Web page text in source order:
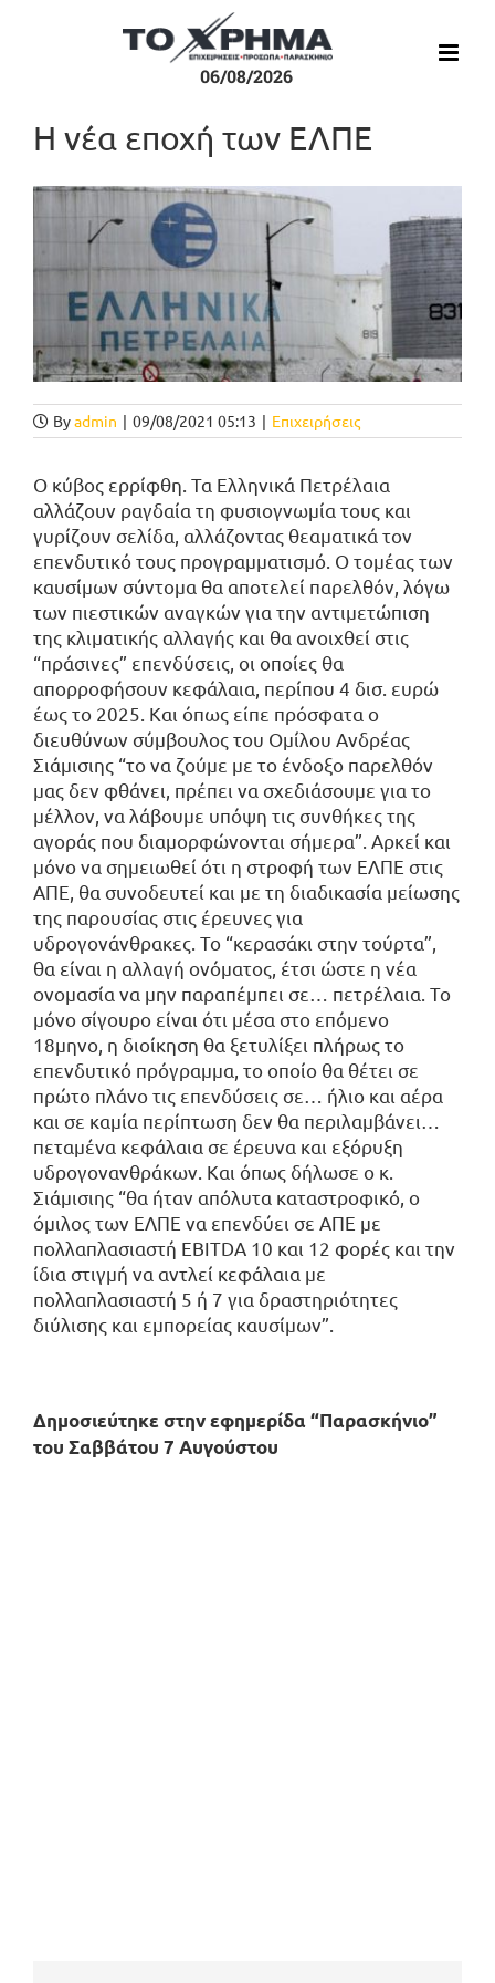
06/08/2026
Η νέα εποχή των ΕΛΠΕ
Προβολή
μεγαλύτερης
εικόνας
Byadmin | 09/08/2021 05:13 | Επιχειρήσεις
Ο κύβος ερρίφθη. Τα Ελληνικά Πετρέλαια
αλλάζουν ραγδαία τη φυσιογνωμία τους και
γυρίζουν σελίδα, αλλάζοντας θεαματικά τον
επενδυτικό τους προγραμματισμό. Ο τομέας των
καυσίμων σύντομα θα αποτελεί παρελθόν, λόγω
των πιεστικών αναγκών για την αντιμετώπιση
της κλιματικής αλλαγής και θα ανοιχθεί στις
“πράσινες” επενδύσεις, οι οποίες θα
απορροφήσουν κεφάλαια, περίπου 4 δισ. ευρώ
έως το 2025. Και όπως είπε πρόσφατα ο
διευθύνων σύμβουλος του Ομίλου Ανδρέας
Σιάμισιης “το να ζούμε με το ένδοξο παρελθόν
μας δεν φθάνει, πρέπει να σχεδιάσουμε για το
μέλλον, να λάβουμε υπόψη τις συνθήκες της
αγοράς που διαμορφώνονται σήμερα”. Αρκεί και
μόνο να σημειωθεί ότι η στροφή των ΕΛΠΕ στις
ΑΠΕ, θα συνοδευτεί και με τη διαδικασία μείωσης
της παρουσίας στις έρευνες για
υδρογονάνθρακες. Το “κερασάκι στην τούρτα”,
θα είναι η αλλαγή ονόματος, έτσι ώστε η νέα
ονομασία να μην παραπέμπει σε… πετρέλαια. To
μόνο σίγουρο είναι ότι μέσα στο επόμενο
18μηνο, η διοίκηση θα ξετυλίξει πλήρως το
επενδυτικό πρόγραμμα, το οποίο θα θέτει σε
πρώτο πλάνο τις επενδύσεις σε… ήλιο και αέρα
και σε καμία περίπτωση δεν θα περιλαμβάνει…
πεταμένα κεφάλαια σε έρευνα και εξόρυξη
υδρογονανθράκων. Και όπως δήλωσε ο κ.
Σιάμισιης “θα ήταν απόλυτα καταστροφικό, ο
όμιλος των ΕΛΠΕ να επενδύει σε ΑΠΕ με
πολλαπλασιαστή EBITDA 10 και 12 φορές και την
ίδια στιγμή να αντλεί κεφάλαια με
πολλαπλασιαστή 5 ή 7 για δραστηριότητες
διύλισης και εμπορείας καυσίμων”.
Δημοσιεύτηκε στην εφημερίδα “Παρασκήνιο”
του Σαββάτου 7 Αυγούστου